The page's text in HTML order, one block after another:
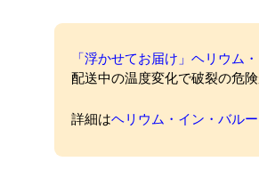
「浮かせてお届け」ヘリウム
配送中の温度変化で破裂の危
詳細はヘリウム・イン・バル